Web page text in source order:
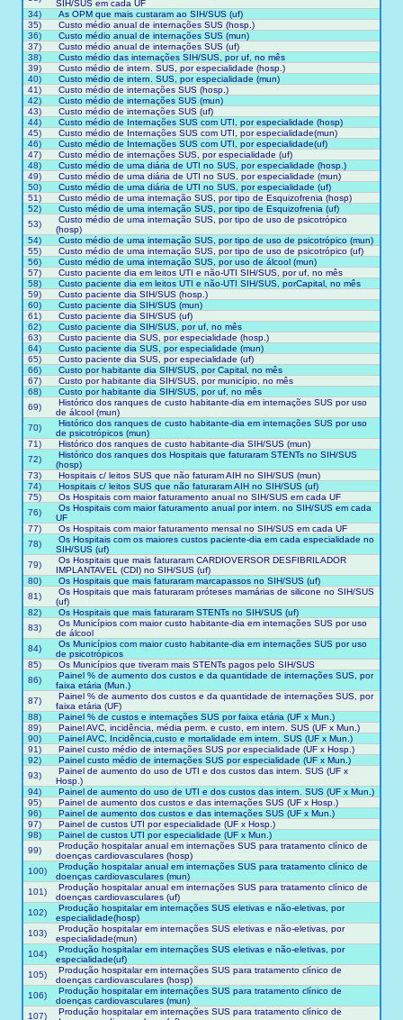
SIH/SUS em cada UF
34)
As OPM que mais custaram ao SIH/SUS (uf)
35)
Custo médio anual de internações SUS (hosp.)
36)
Custo médio anual de internações SUS (mun)
37)
Custo médio anual de internações SUS (uf)
38)
Custo médio das internações SIH/SUS, por uf, no mês
39)
Custo médio de intern. SUS, por especialidade (hosp.)
40)
Custo médio de intern. SUS, por especialidade (mun)
41)
Custo médio de internações SUS (hosp.)
42)
Custo médio de internações SUS (mun)
43)
Custo médio de internações SUS (uf)
44)
Custo médio de Internações SUS com UTI, por especialidade (hosp)
45)
Custo médio de Internações SUS com UTI, por especialidade(mun)
46)
Custo médio de Internações SUS com UTI, por especialidade(uf)
47)
Custo médio de internações SUS, por especialidade (uf)
48)
Custo médio de uma diária de UTI no SUS, por especialidade (hosp.)
49)
Custo médio de uma diária de UTI no SUS, por especialidade (mun)
50)
Custo médio de uma diária de UTI no SUS, por especialidade (uf)
51)
Custo médio de uma internação SUS, por tipo de Esquizofrenia (hosp)
52)
Custo médio de uma internação SUS, por tipo de Esquizofrenia (uf)
53)
Custo médio de uma internação SUS, por tipo de uso de psicotrópico
(hosp)
54)
Custo médio de uma internação SUS, por tipo de uso de psicotrópico (mun)
55)
Custo médio de uma internação SUS, por tipo de uso de psicotrópico (uf)
56)
Custo médio de uma internação SUS, por uso de álcool (mun)
57)
Custo paciente dia em leitos UTI e não-UTI SIH/SUS, por uf, no mês
58)
Custo paciente dia em leitos UTI e não-UTI SIH/SUS, porCapital, no mês
59)
Custo paciente dia SIH/SUS (hosp.)
60)
Custo paciente dia SIH/SUS (mun)
61)
Custo paciente dia SIH/SUS (uf)
62)
Custo paciente dia SIH/SUS, por uf, no mês
63)
Custo paciente dia SUS, por especialidade (hosp.)
64)
Custo paciente dia SUS, por especialidade (mun)
65)
Custo paciente dia SUS, por especialidade (uf)
66)
Custo por habitante dia SIH/SUS, por Capital, no mês
67)
Custo por habitante dia SIH/SUS, por município, no mês
68)
Custo por habitante dia SIH/SUS, por uf, no mês
69)
Histórico dos ranques de custo habitante-dia em internações SUS por uso
de álcool (mun)
70)
Histórico dos ranques de custo habitante-dia em internações SUS por uso
de psicotrópicos (mun)
71)
Histórico dos ranques de custo habitante-dia SIH/SUS (mun)
72)
Histórico dos ranques dos Hospitais que faturaram STENTs no SIH/SUS
(hosp)
73)
Hospitais c/ leitos SUS que não faturam AIH no SIH/SUS (mun)
74)
Hospitais c/ leitos SUS que não faturaram AIH no SIH/SUS (uf)
75)
Os Hospitais com maior faturamento anual no SIH/SUS em cada UF
76)
Os Hospitais com maior faturamento anual por intern. no SIH/SUS em cada
UF
77)
Os Hospitais com maior faturamento mensal no SIH/SUS em cada UF
78)
Os Hospitais com os maiores custos paciente-dia em cada especialidade no
SIH/SUS (uf)
79)
Os Hospitais que mais faturaram CARDIOVERSOR DESFIBRILADOR
IMPLANTAVEL (CDI) no SIH/SUS (uf)
80)
Os Hospitais que mais faturaram marcapassos no SIH/SUS (uf)
81)
Os Hospitais que mais faturaram próteses mamárias de silicone no SIH/SUS
(uf)
82)
Os Hospitais que mais faturaram STENTs no SIH/SUS (uf)
83)
Os Municípios com maior custo habitante-dia em internações SUS por uso
de álcool
84)
Os Municípios com maior custo habitante-dia em internações SUS por uso
de psicotrópicos
85)
Os Municípios que tiveram mais STENTs pagos pelo SIH/SUS
86)
Painel % de aumento dos custos e da quantidade de internações SUS, por
faixa etária (Mun.)
87)
Painel % de aumento dos custos e da quantidade de internações SUS, por
faixa etária (UF)
88)
Painel % de custos e internações SUS por faixa etária (UF x Mun.)
89)
Painel AVC, incidência, média perm. e custo, em intern. SUS (UF x Mun.)
90)
Painel AVC, Incidência,custo e mortalidade em intern. SUS (UF x Mun.)
91)
Painel custo médio de internações SUS por especialidade (UF x Hosp.)
92)
Painel custo médio de internações SUS por especialidade (UF x Mun.)
93)
Painel de aumento do uso de UTI e dos custos das intern. SUS (UF x
Hosp.)
94)
Painel de aumento do uso de UTI e dos custos das intern. SUS (UF x Mun.)
95)
Painel de aumento dos custos e das internações SUS (UF x Hosp.)
96)
Painel de aumento dos custos e das internações SUS (UF x Mun.)
97)
Painel de custos UTI por especialidade (UF x Hosp.)
98)
Painel de custos UTI por especialidade (UF x Mun.)
99)
Produção hospitalar anual em internações SUS para tratamento clínico de
doenças cardiovasculares (hosp)
100)
Produção hospitalar anual em internações SUS para tratamento clínico de
doenças cardiovasculares (mun)
101)
Produção hospitalar anual em internações SUS para tratamento clínico de
doenças cardiovasculares (uf)
102)
Produção hospitalar em internações SUS eletivas e não-eletivas, por
especialidade(hosp)
103)
Produção hospitalar em internações SUS eletivas e não-eletivas, por
especialidade(mun)
104)
Produção hospitalar em internações SUS eletivas e não-eletivas, por
especialidade(uf)
105)
Produção hospitalar em internações SUS para tratamento clínico de
doenças cardiovasculares (hosp)
106)
Produção hospitalar em internações SUS para tratamento clínico de
doenças cardiovasculares (mun)
107)
Produção hospitalar em internações SUS para tratamento clínico de